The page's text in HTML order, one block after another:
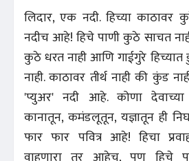
लिदार, एक नदी. हिच्या काठावर
नदीच आहे! हिचे पाणी कुठे साचत
कुठे धरत नाही आणि गाईगुरे हिच्यात
नाही. काठावर तीर्थ नाही की कुंड
'प्युअर' नदी आहे. कोणा
कानातून, कमंडलूतून, यज्ञातून ही
फार फार पवित्र आहे! हिचा